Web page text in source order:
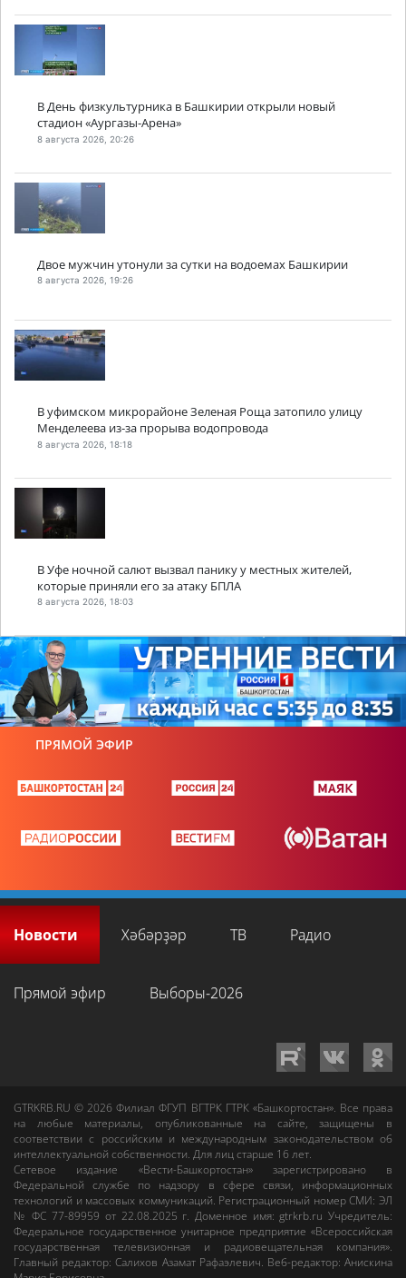
В День физкультурника в Башкирии открыли новый
стадион «Аургазы-Арена»
8 августа 2026, 20:26
Двое мужчин утонули за сутки на водоемах Башкирии
8 августа 2026, 19:26
В уфимском микрорайоне Зеленая Роща затопило улицу
Менделеева из-за прорыва водопровода
8 августа 2026, 18:18
В Уфе ночной салют вызвал панику у местных жителей,
которые приняли его за атаку БПЛА
8 августа 2026, 18:03
ПРЯМОЙ ЭФИР
Новости Хәбәрҙәр ТВ Радио
Прямой эфир Выборы-2026
GTRKRB.RU © 2026Филиал ФГУП ВГТРК ГТРК «Башкортостан». Все права
на любые материалы, опубликованные на сайте, защищены в
соответствии с российским и международным законодательством об
интеллектуальной собственности. Для лиц старше 16 лет.
Сетевое издание «Вести-Башкортостан»зарегистрировано в
Федеральной службе по надзору в сфере связи, информационных
технологий и массовых коммуникаций. Регистрационный номер СМИ: ЭЛ
№ ФС 77-89959 от 22.08.2025 г. Доменное имя:gtrkrb.ru Учредитель:
Федеральное государственное унитарное предприятие «Всероссийская
государственная телевизионная и радиовещательная компания».
Главный редактор:Салихов Азамат Рафаэлевич. Веб-редактор:Анискина